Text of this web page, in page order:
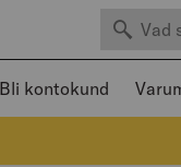
Sök efter
piltangenter och
Bli kontokund